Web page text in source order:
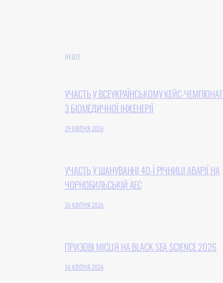
УЧАСТЬ У ВСЕУКРАЇНСЬКОМУ КЕЙС-ЧЕМПІОНАТІ
З БІОМЕДИЧНОЇ ІНЖЕНЕРІЇ
29 КВІТНЯ 2026
УЧАСТЬ У ШАНУВАННІ 40-Ї РІЧНИЦІ АВАРІЇ НА
ЧОРНОБИЛЬСЬКІЙ АЕС
26 КВІТНЯ 2026
ПРИЗОВІ МІСЦЯ НА BLACK SEA SCIENCE 2026
16 КВІТНЯ 2026